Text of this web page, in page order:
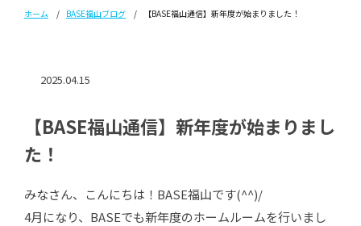
ホーム BASE福山ブログ 【BASE福山通信】新年度が始まりました！
2025.04.15
【BASE福山通信】新年度が始まりまし
た！
みなさん、こんにちは！BASE福山です(^^)/
4月になり、BASEでも新年度のホームルームを行いまし